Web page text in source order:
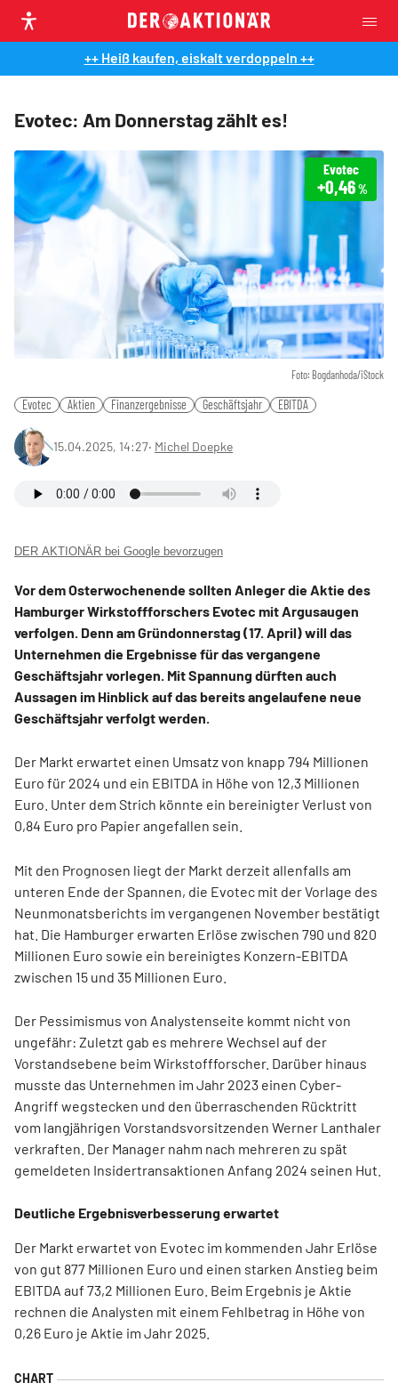
++ Heiß kaufen, eiskalt verdoppeln ++
Evotec: Am Donnerstag zählt es!
Foto: Bogdanhoda/iStock
Evotec
+0,46%
Evotec Aktien Finanzergebnisse Geschäftsjahr EBITDA
15.04.2025, 14:27‧ Michel Doepke
DER AKTIONÄR bei Google bevorzugen
Vor dem Osterwochenende sollten Anleger die Aktie des
Hamburger Wirkstoffforschers Evotec mit Argusaugen
verfolgen. Denn am Gründonnerstag (17. April) will das
Unternehmen die Ergebnisse für das vergangene
Geschäftsjahr vorlegen. Mit Spannung dürften auch
Aussagen im Hinblick auf das bereits angelaufene neue
Geschäftsjahr verfolgt werden.
Der Markt erwartet einen Umsatz von knapp 794 Millionen
Euro für 2024 und ein EBITDA in Höhe von 12,3 Millionen
Euro. Unter dem Strich könnte ein bereinigter Verlust von
0,84 Euro pro Papier angefallen sein.
Mit den Prognosen liegt der Markt derzeit allenfalls am
unteren Ende der Spannen, die Evotec mit der Vorlage des
Neunmonatsberichts im vergangenen November bestätigt
hat. Die Hamburger erwarten Erlöse zwischen 790 und 820
Millionen Euro sowie ein bereinigtes Konzern-EBITDA
zwischen 15 und 35 Millionen Euro.
Der Pessimismus von Analystenseite kommt nicht von
ungefähr: Zuletzt gab es mehrere Wechsel auf der
Vorstandsebene beim Wirkstoffforscher. Darüber hinaus
musste das Unternehmen im Jahr 2023 einen Cyber-
Angriff wegstecken und den überraschenden Rücktritt
vom langjährigen Vorstandsvorsitzenden Werner Lanthaler
verkraften. Der Manager nahm nach mehreren zu spät
gemeldeten Insidertransaktionen Anfang 2024 seinen Hut.
Deutliche Ergebnisverbesserung erwartet
Der Markt erwartet von Evotec im kommenden Jahr Erlöse
von gut 877 Millionen Euro und einen starken Anstieg beim
EBITDA auf 73,2 Millionen Euro. Beim Ergebnis je Aktie
rechnen die Analysten mit einem Fehlbetrag in Höhe von
0,26 Euro je Aktie im Jahr 2025.